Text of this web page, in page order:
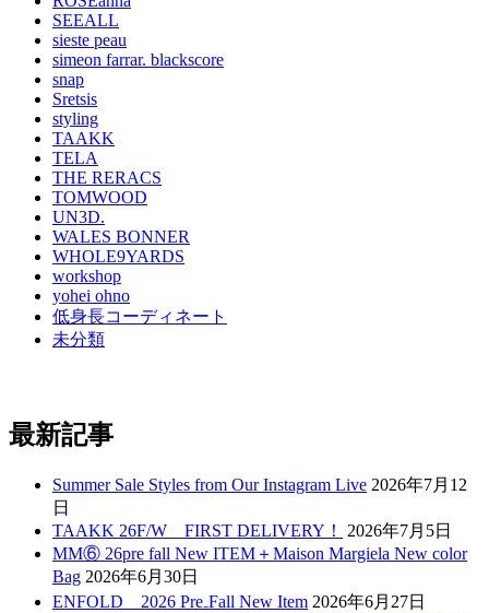
SEEALL
sieste peau
simeon farrar. blackscore
snap
Sretsis
styling
TAAKK
TELA
THE RERACS
TOMWOOD
UN3D.
WALES BONNER
WHOLE9YARDS
workshop
yohei ohno
低身長コーディネート
未分類
最新記事
Summer Sale Styles from Our Instagram Live 2026年7月12
日
TAAKK 26F/W FIRST DELIVERY！
2026年7月5日
MM⑥ 26pre fall New ITEM＋Maison Margiela New color
Bag 2026年6月30日
ENFOLD 2026 Pre₋Fall New Item 2026年6月27日